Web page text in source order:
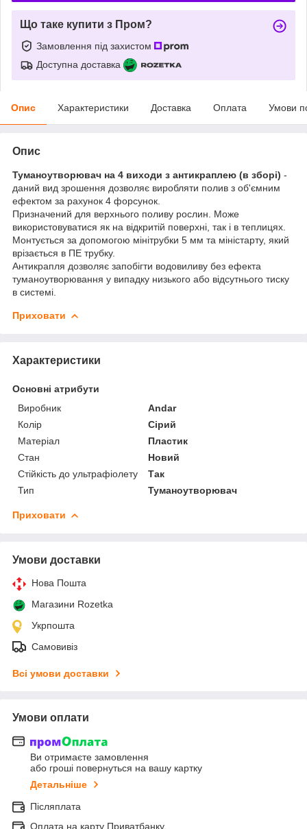
Що таке купити з Пром?
Замовлення під захистом
Доступна доставка
Опис Характеристики Доставка Оплата Умови
Опис
Туманоутворювач на 4 виходи з антикраплею (в зборі) -
даний вид зрошення дозволяє виробляти полив з об'ємним
ефектом за рахунок 4 форсунок.
Призначений для верхнього поливу рослин. Може
використовуватися як на відкритій поверхні, так і в теплицях.
Монтується за допомогою мінітрубки 5 мм та міністарту, який
врізається в ПЕ трубку.
Антикрапля дозволяє запобігти водовиливу без ефекта
туманоутворювання у випадку низького або відсутнього тиску
в системі.
Приховати
Характеристики
Основні атрибути
Виробник
Andar
Колір
Сірий
Матеріал
Пластик
Стан
Новий
Стійкість до ультрафіолету
Так
Тип
Туманоутворювач
Приховати
Умови доставки
Нова Пошта
Магазини Rozetka
Укрпошта
Самовивіз
Всі умови доставки
Умови оплати
Ви отримаєте замовлення
або гроші повернуться на вашу картку
Детальніше
Післяплата
Оплата на карту Приватбанку.